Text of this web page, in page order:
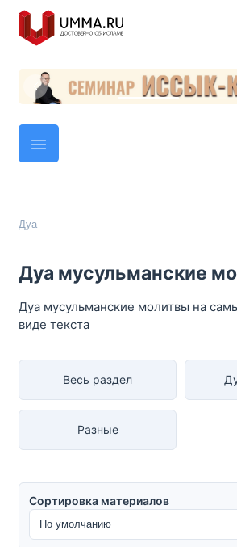
Дуа
Дуа мусульманские
Дуа мусульманские молитвы на
виде текста
Весь раздел
Разные
Сортировка материалов
Сортировка материалов